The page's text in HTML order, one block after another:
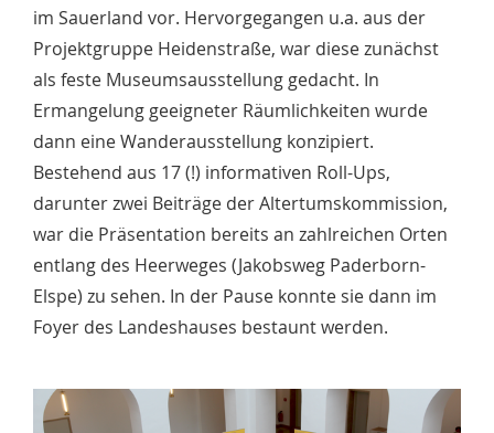
im Sauerland vor. Hervorgegangen u.a. aus der
Projektgruppe Heidenstraße, war diese zunächst
als feste Museumsausstellung gedacht. In
Ermangelung geeigneter Räumlichkeiten wurde
dann eine Wanderausstellung konzipiert.
Bestehend aus 17 (!) informativen Roll-Ups,
darunter zwei Beiträge der Altertumskommission,
war die Präsentation bereits an zahlreichen Orten
entlang des Heerweges (Jakobsweg Paderborn-
Elspe) zu sehen. In der Pause konnte sie dann im
Foyer des Landeshauses bestaunt werden.